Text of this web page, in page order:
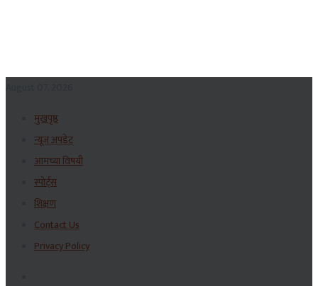
मुखपृष्ठ
न्यूज अपडेट
आमच्या विषयी
स्पोर्ट्स
शिक्षण
Contact Us
Privacy Policy